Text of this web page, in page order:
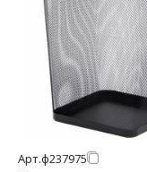
Арт.ф237975